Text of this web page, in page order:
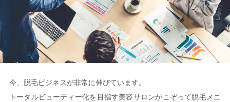
今、脱毛ビジネスが非常に伸びています。
トータルビューティー化を目指す美容サロンがこぞって脱毛メニ